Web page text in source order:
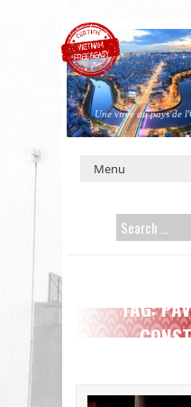
Une virée au pays de
SEARCH
TAG: